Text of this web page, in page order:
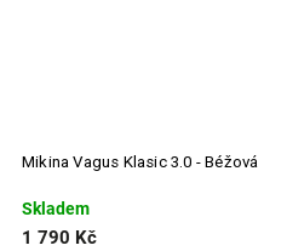
Mikina Vagus Klasic 3.0 - Béžová
Skladem
1 790 Kč